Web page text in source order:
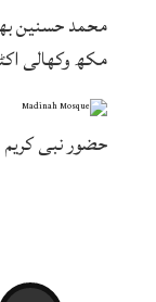
محمد حسنین
مکھ وکھالی
حضور نبی